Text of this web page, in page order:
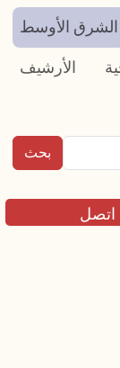
الشرق الأوسط
الأرشيف
اتصل